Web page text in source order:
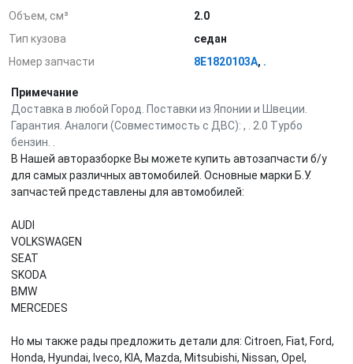
Объем, см³
2.0
Тип кузова
седан
Номер запчасти
8E1820103A, .
Примечание
Доставка в любой Город. Поставки из Японии и Швеции.
Гарантия. Аналоги (Совместимость с ДВС): , . 2.0 Турбо
бензин. .
В Нашей авторазборке Вы можете купить автозапчасти б/у
для самых различных автомобилей. Основные марки Б.У.
запчастей представлены для автомобилей:
AUDI
VOLKSWAGEN
SEAT
SKODA
BMW
MERCEDES
Но мы также рады предложить детали для: Citroen, Fiat, Ford,
Honda, Hyundai, Iveco, KIA, Mazda, Mitsubishi, Nissan, Opel,